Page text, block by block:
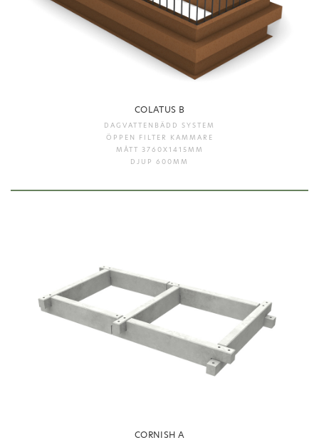
COLATUS B
DAGVATTENBÄDD SYSTEM
ÖPPEN FILTER KAMMARE
MÅTT 3760X1415MM
DJUP 600MM
CORNISH A